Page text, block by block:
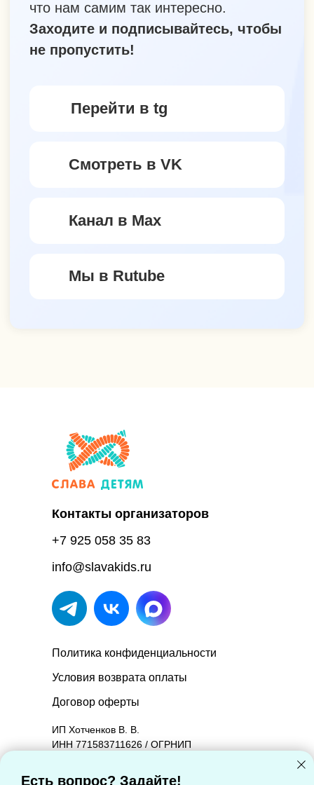
Есть вопрос? Задайте!
info@slavakids.ru
Контакты организаторов
+7 925 058 35 83
ИП Хотченков В. В.
ИНН 771583711626 / ОГРНИП
Юридический адрес: 127221, Москва г,
Политика конфиденциальности
Условия возврата оплаты
Договор оферты